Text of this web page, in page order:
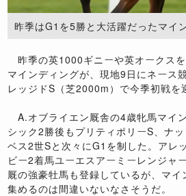
昨季はG1を5勝と大活躍だったマイ
昨季の英1000ギニーや英オークス
マインディングが、現地9日にネース
レッジドS（芝2000m）で今季初戦を
A.オブライエン厩舎の4歳牝馬マイ
シック2勝後もプリティポリーS、ナ
ベス2世Sと次々にG1を制した。アレ
ビー2着馬ユーエスアーミーレンジャ
厩の強豪牡馬も登録しているが、マ
集めるのは間違いないなさそうだ。